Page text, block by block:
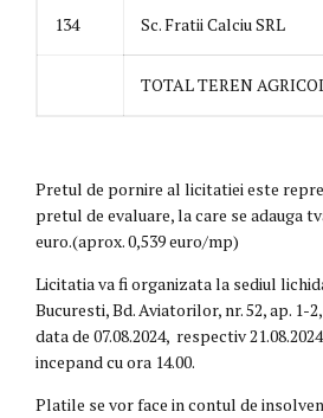
134 Sc. Fratii Calciu SRL
TOTAL TEREN
Pretul de pornire al licitatiei este
pretul de evaluare, la care se adauga
euro.(aprox. 0,539 euro/mp)
Licitatia va fi organizata la sediul
Bucuresti, Bd. Aviatorilor, nr. 52, ap. 1-
data de 07.08.2024, respectiv
incepand cu ora 14.00.
Platile se vor face in contul de